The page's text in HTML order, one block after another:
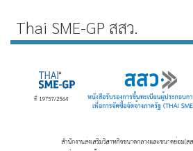
Thai SME-GP สสว.